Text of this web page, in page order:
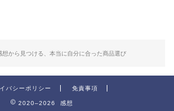
想から見つける、本当に自分に合った商品選び
バシーポリシー 免責事項
2020–2026 感想